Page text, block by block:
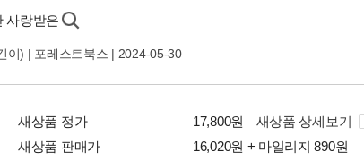
사랑받은
이) | 포레스트북스 | 2024-05-30
새상품 정가 17,800원
새상품 상세보기
새상품 판매가
16,020원 + 마일리지 890원